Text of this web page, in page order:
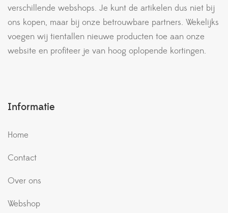
verschillende webshops. Je kunt de artikelen dus niet bij
ons kopen, maar bij onze betrouwbare partners. Wekelijks
voegen wij tientallen nieuwe producten toe aan onze
website en profiteer je van hoog oplopende kortingen.
Informatie
Home
Contact
Over ons
Webshop